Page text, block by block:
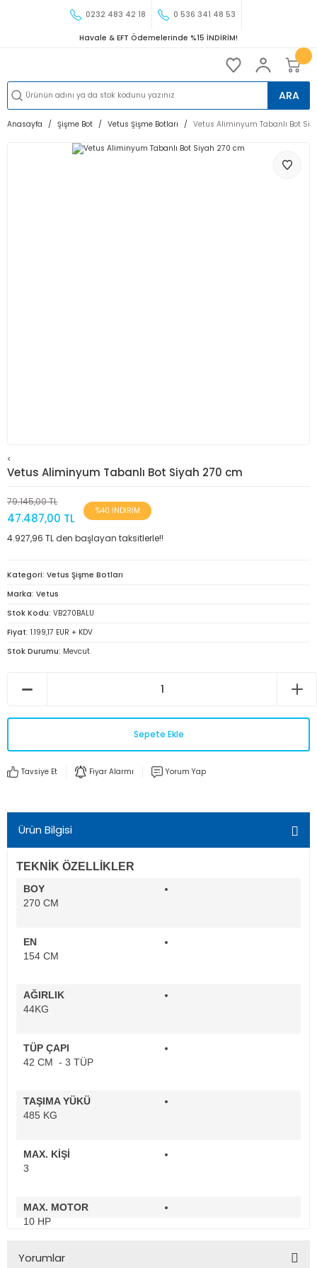
0232 483 42 18 0 536 341 48 53
Havale & EFT Ödemelerinde %15 İNDİRİM!
ARA
Anasayfa Şişme Bot Vetus Şişme Botları Vetus Aliminyum Tabanlı Bot
<
Vetus Aliminyum Tabanlı Bot Siyah 270 cm
79.145,00 TL
47.487,00 TL
%40 İNDİRİM
4.927,96 TL den başlayan taksitlerle!!
Kategori Vetus Şişme Botları
Marka Vetus
Stok Kodu VB270BALU
Fiyat 1.199,17 EUR + KDV
Stok Durumu Mevcut
Sepete Ekle
Tavsiye Et Fiyar Alarmı Yorum Yap
Ürün Bilgisi
TEKNİK ÖZELLİKLER
BOY
270 CM
EN
154 CM
AĞIRLIK
44KG
TÜP ÇAPI
42 CM - 3 TÜP
TAŞIMA YÜKÜ
485 KG
MAX. KİŞİ
3
MAX. MOTOR
10 HP
Yorumlar